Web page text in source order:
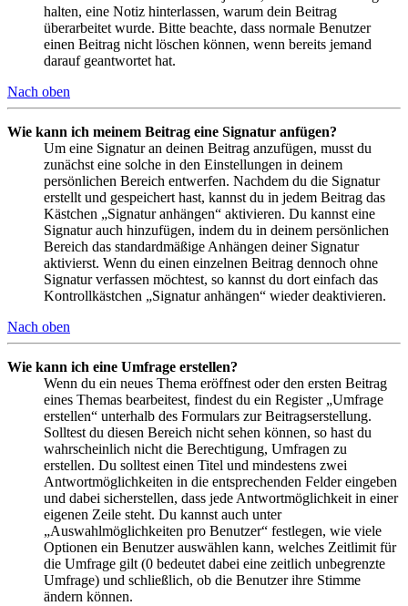
halten, eine Notiz hinterlassen, warum dein Beitrag
überarbeitet wurde. Bitte beachte, dass normale Benutzer
einen Beitrag nicht löschen können, wenn bereits jemand
darauf geantwortet hat.
Nach oben
Wie kann ich meinem Beitrag eine Signatur anfügen?
Um eine Signatur an deinen Beitrag anzufügen, musst du
zunächst eine solche in den Einstellungen in deinem
persönlichen Bereich entwerfen. Nachdem du die Signatur
erstellt und gespeichert hast, kannst du in jedem Beitrag das
Kästchen „Signatur anhängen“ aktivieren. Du kannst eine
Signatur auch hinzufügen, indem du in deinem persönlichen
Bereich das standardmäßige Anhängen deiner Signatur
aktivierst. Wenn du einen einzelnen Beitrag dennoch ohne
Signatur verfassen möchtest, so kannst du dort einfach das
Kontrollkästchen „Signatur anhängen“ wieder deaktivieren.
Nach oben
Wie kann ich eine Umfrage erstellen?
Wenn du ein neues Thema eröffnest oder den ersten Beitrag
eines Themas bearbeitest, findest du ein Register „Umfrage
erstellen“ unterhalb des Formulars zur Beitragserstellung.
Solltest du diesen Bereich nicht sehen können, so hast du
wahrscheinlich nicht die Berechtigung, Umfragen zu
erstellen. Du solltest einen Titel und mindestens zwei
Antwortmöglichkeiten in die entsprechenden Felder eingeben
und dabei sicherstellen, dass jede Antwortmöglichkeit in einer
eigenen Zeile steht. Du kannst auch unter
„Auswahlmöglichkeiten pro Benutzer“ festlegen, wie viele
Optionen ein Benutzer auswählen kann, welches Zeitlimit für
die Umfrage gilt (0 bedeutet dabei eine zeitlich unbegrenzte
Umfrage) und schließlich, ob die Benutzer ihre Stimme
ändern können.